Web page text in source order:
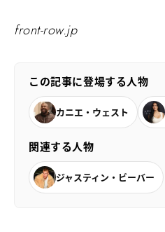
front-row.jp
この記事に登場する人物
カニエ・ウェスト
関連する人物
ジャスティン・ビーバー